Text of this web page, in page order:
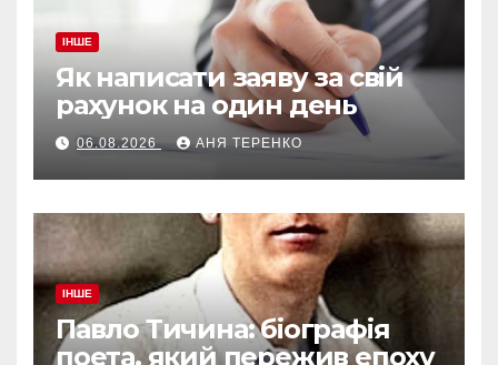
ІНШЕ
Як написати заяву за свій
рахунок на один день
06.08.2026 АНЯ ТЕРЕНКО
ІНШЕ
Павло Тичина: біографія
поета, який пережив епоху